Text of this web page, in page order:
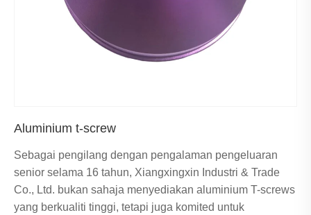
Aluminium t-screw
Sebagai pengilang dengan pengalaman pengeluaran
senior selama 16 tahun, Xiangxingxin Industri & Trade
Co., Ltd. bukan sahaja menyediakan aluminium T-screws
yang berkualiti tinggi, tetapi juga komited untuk